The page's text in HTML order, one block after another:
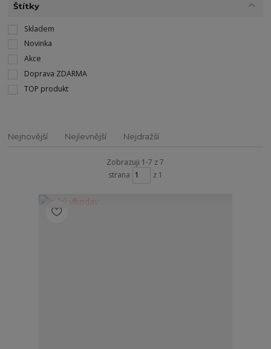
Štítky
Skladem
Novinka
Akce
Doprava ZDARMA
TOP produkt
Nejnovější Nejlevnější Nejdražší
Zobrazuji 1-7 z 7
strana
z 1